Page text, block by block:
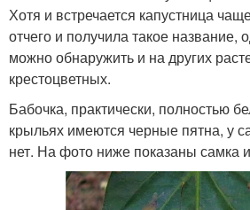
Хотя и встречается капустница
отчего и получила такое название,
можно обнаружить и на других
крестоцветных.
Бабочка, практически, полностью
крыльях имеются черные пятна, у
нет. На фото ниже показаны самка